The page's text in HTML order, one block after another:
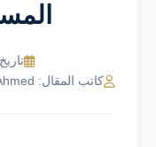
تاريخ
كاتب المقال: ElNeMR Ahmed